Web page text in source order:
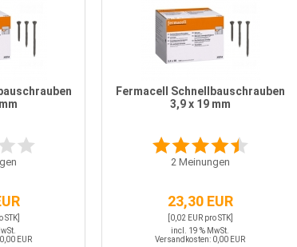
STK]
EUR
Fermacell Schnellbauschrauben
3,9 x 19 mm
2Meinungen
23,30 EUR
[0,02 EUR pro STK]
incl. 19 % MwSt.
Versandkosten: 0,00 EUR